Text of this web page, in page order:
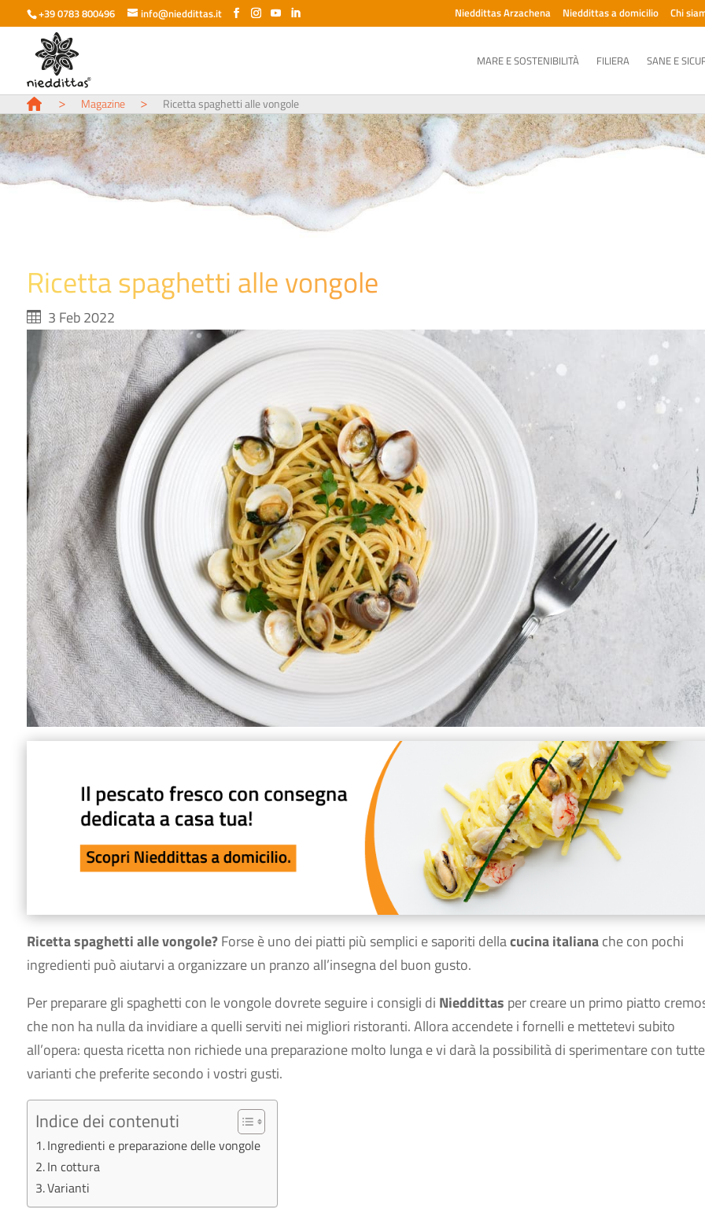
+39 0783 800496 info@nieddittas.it Nieddittas Arzachena Nieddittas a domicilio Chi
MARE E SOSTENIBILITÀ FILIERA SANE E
> Magazine > Ricetta spaghetti alle vongole
Ricetta spaghetti alle vongole
3 Feb 2022
Ricetta spaghetti alle vongole?Forse è uno dei piatti più semplici e saporiti dellacucina italianache con pochi
ingredienti può aiutarvi a organizzare un pranzo all’insegna del buon gusto.
Per preparare gli spaghetti con le vongole dovrete seguire i consigli di Nieddittas per creare un primo piatto
che non ha nulla da invidiare a quelli serviti nei migliori ristoranti. Allora accendete i fornelli e mettetevi subito
all’opera: questa ricetta non richiede una preparazione molto lunga e vi darà la possibilità di sperimentare con
varianti che preferite secondo i vostri gusti.
Indice dei contenuti
Ingredienti e preparazione delle vongole
In cottura
Varianti